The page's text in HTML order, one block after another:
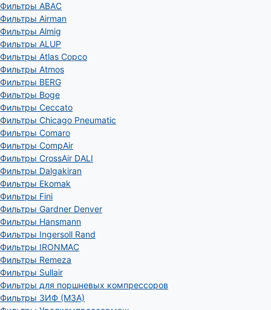
Фильтры ABAC
Фильтры Airman
Фильтры Almig
Фильтры ALUP
Фильтры Atlas Copco
Фильтры Atmos
Фильтры BERG
Фильтры Boge
Фильтры Ceccato
Фильтры Chicago Pneumatic
Фильтры Comaro
Фильтры CompAir
Фильтры CrossAir DALI
Фильтры Dalgakiran
Фильтры Ekomak
Фильтры Fini
Фильтры Gardner Denver
Фильтры Hansmann
Фильтры Ingersoll Rand
Фильтры IRONMAC
Фильтры Remeza
Фильтры Sullair
Фильтры для поршневых компрессоров
Фильтры ЗИФ (МЗА)